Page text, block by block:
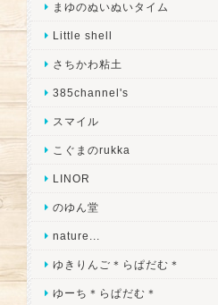
まゆのぬいぬいタイム
Little shell
さちかわ粘土
385channel's
スマイル
こぐまのrukka
LINOR
のゆん堂
nature...
ゆきりんご＊らぱだむ＊
ゆーち＊らぱだむ＊